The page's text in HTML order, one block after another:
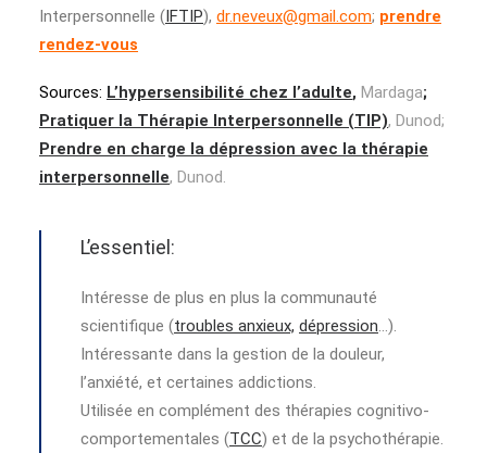
Interpersonnelle (IFTIP), dr.neveux@gmail.com; prendre
rendez-vous
Sources: L’hypersensibilité chez l’adulte, Mardaga;
Pratiquer la Thérapie Interpersonnelle (TIP), Dunod;
Prendre en charge la dépression avec la thérapie
interpersonnelle, Dunod.
L’essentiel:
Intéresse de plus en plus la communauté
scientifique (troubles anxieux, dépression…).
Intéressante dans la gestion de la douleur,
l’anxiété, et certaines addictions.
Utilisée en complément des thérapies cognitivo-
comportementales (TCC) et de la psychothérapie.